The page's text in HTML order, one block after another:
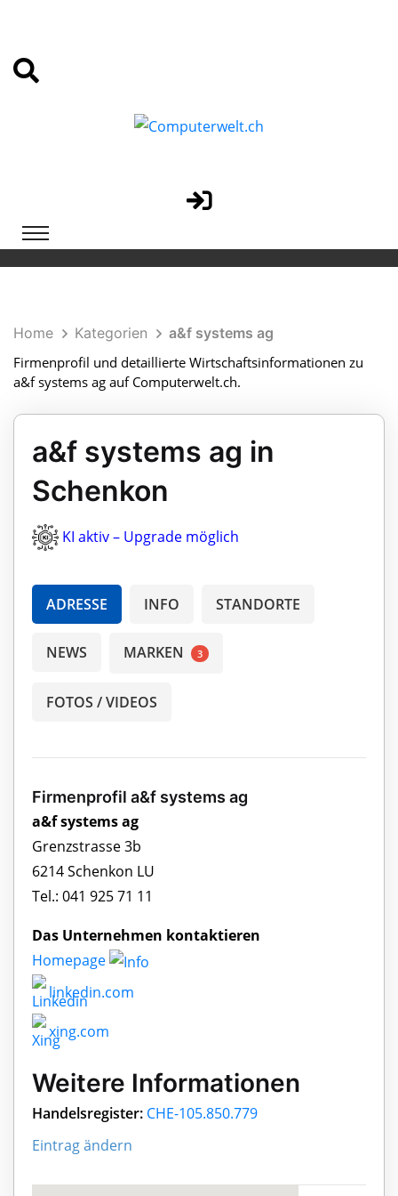
Home Kategorien
a&f systems ag
Firmenprofil und detaillierte Wirtschaftsinformationen zu
a&f systems ag auf Computerwelt.ch.
a&f systems ag in
Schenkon
KI aktiv – Upgrade möglich
ADRESSE INFO STANDORTE
NEWS MARKEN 3
FOTOS / VIDEOS
Firmenprofil a&f systems ag
a&f systems ag
Grenzstrasse 3b
6214 Schenkon LU
Tel.: 041 925 71 11
Das Unternehmen kontaktieren
Homepage
linkedin.com
xing.com
Weitere Informationen
Handelsregister: CHE-105.850.779
Eintrag ändern